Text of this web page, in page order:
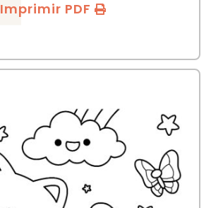
Imprimir PDF